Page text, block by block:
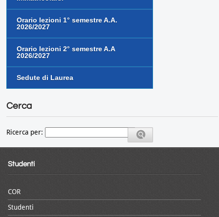
Orario lezioni 1° semestre A.A.
2026/2027
Orario lezioni 2° semestre A.A
2026/2027
Sedute di Laurea
Cerca
Ricerca per:
Studenti
COR
Studenti